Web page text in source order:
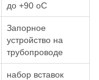
до +90 oC
Запорное
устройство на
трубопроводе
набор вставок